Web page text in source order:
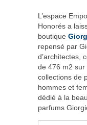
L’espace
Honorés a
boutique
repensé par
d’architectes,
de 476 m2 sur
collections de
hommes et
dédié à la
parfums